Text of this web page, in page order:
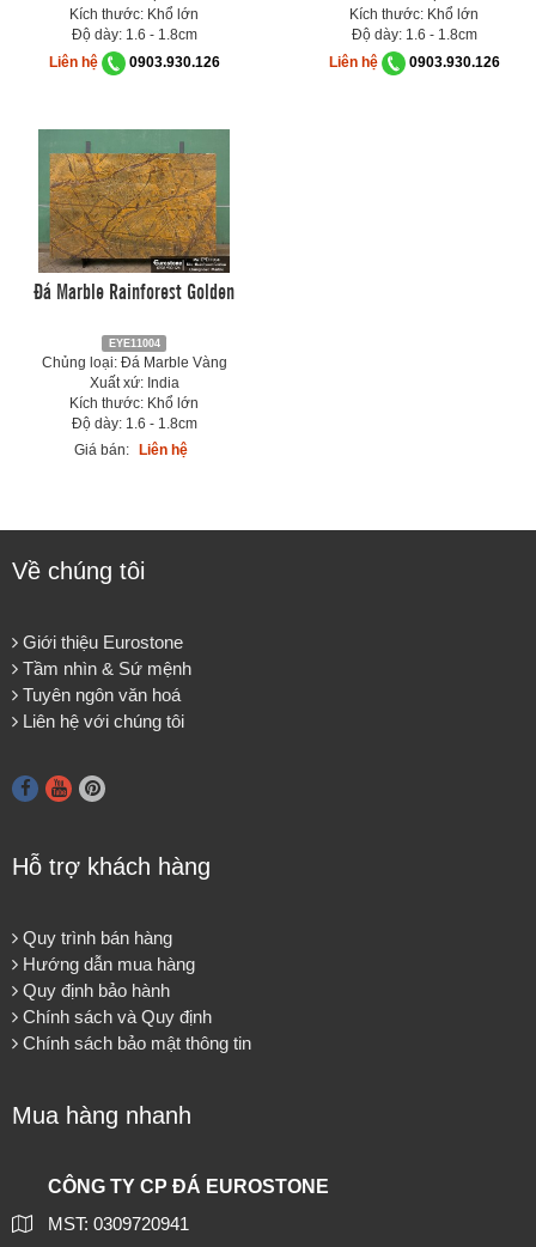
Kích thước: Khổ lớn
Độ dày: 1.6 - 1.8cm
Liên hệ
0903.930.126
Kích thước: Khổ lớn
Độ dày: 1.6 - 1.8cm
Liên hệ
0903.930.126
Đá Marble Rainforest Golden
EYE11004
Chủng loại: Đá Marble Vàng
Xuất xứ: India
Kích thước: Khổ lớn
Độ dày: 1.6 - 1.8cm
Giá bán: Liên hệ
Về chúng tôi
Giới thiệu Eurostone
Tầm nhìn & Sứ mệnh
Tuyên ngôn văn hoá
Liên hệ với chúng tôi
Hỗ trợ khách hàng
Quy trình bán hàng
Hướng dẫn mua hàng
Quy định bảo hành
Chính sách và Quy định
Chính sách bảo mật thông tin
Mua hàng nhanh
CÔNG TY CP ĐÁ EUROSTONE
MST: 0309720941